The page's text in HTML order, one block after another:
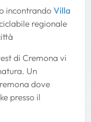
incontrando Villa
regionale
di Cremona vi
Un
dove
presso il